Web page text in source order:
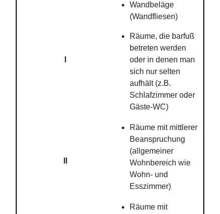
Wandbeläge
(Wandfliesen)
Räume, die barfuß
betreten werden
oder in denen man
sich nur selten
aufhält (z.B.
Schlafzimmer oder
Gäste-WC)
Räume mit mittlerer
Beanspruchung
(allgemeiner
Wohnbereich wie
Wohn- und
Esszimmer)
Räume mit